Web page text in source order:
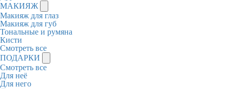
МАКИЯЖ
Макияж для глаз
Макияж для губ
Тональные и румяна
Кисти
Смотреть все
ПОДАРКИ
Смотреть все
Для неё
Для него